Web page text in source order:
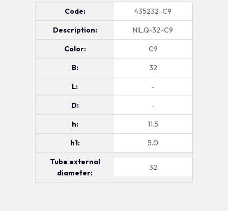
Code: 435232-C9
Description: NIL.Q-32-C9
Color: C9
B: 32
L: -
D: -
h: 11.5
h1: 5.0
Tube external
diameter:
32